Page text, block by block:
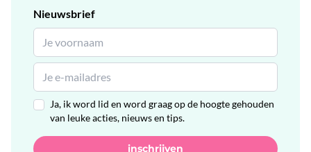
Nieuwsbrief
Ja, ik word lid en word graag op de hoogte gehouden
van leuke acties, nieuws en tips.